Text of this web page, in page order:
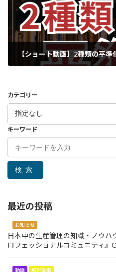
【ショート動画】2種類の平準
カテゴリー
キーワード
検索
最近の投稿
お知らせ
日本中の生産管理の知識・ノウ
ロフェッショナルコミュニティ』
動画 解説動画